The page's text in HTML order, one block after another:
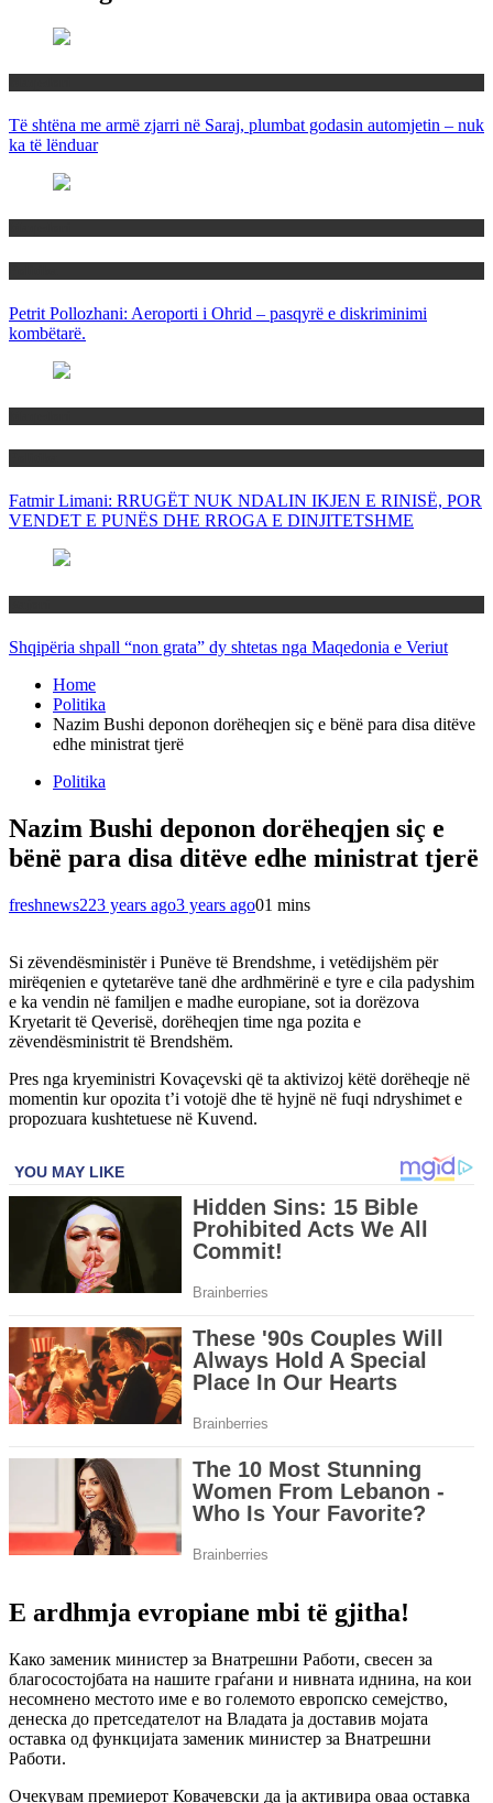
Të shtëna me armë zjarri në Saraj, plumbat godasin automjetin – nuk
ka të lënduar
Petrit Pollozhani: Aeroporti i Ohrid – pasqyrë e diskriminimi
kombëtarë.
Fatmir Limani: RRUGËT NUK NDALIN IKJEN E RINISË, POR
VENDET E PUNËS DHE RROGA E DINJITETSHME
Shqipëria shpall “non grata” dy shtetas nga Maqedonia e Veriut
Home
Politika
Nazim Bushi deponon dorëheqjen siç e bënë para disa ditëve
edhe ministrat tjerë
Politika
Nazim Bushi deponon dorëheqjen siç e
bënë para disa ditëve edhe ministrat tjerë
freshnews223 years ago3 years ago01 mins
Si zëvendësministër i Punëve të Brendshme, i vetëdijshëm për
mirëqenien e qytetarëve tanë dhe ardhmërinë e tyre e cila padyshim
e ka vendin në familjen e madhe europiane, sot ia dorëzova
Kryetarit të Qeverisë, dorëheqjen time nga pozita e
zëvendësministrit të Brendshëm.
Pres nga kryeministri Kovaçevski që ta aktivizoj këtë dorëheqje në
momentin kur opozita t’i votojë dhe të hyjnë në fuqi ndryshimet e
propozuara kushtetuese në Kuvend.
E ardhmja evropiane mbi të gjitha!
Како заменик министер за Внатрешни Работи, свесен за
благосостојбата на нашите граѓани и нивната иднина, на кои
несомнено местото име е во големото европско семејство,
денеска до претседателот на Владата ја доставив мојата
оставка од функцијата заменик министер за Внатрешни
Работи.
Очекувам премиерот Ковачевски да ја активира оваа оставка